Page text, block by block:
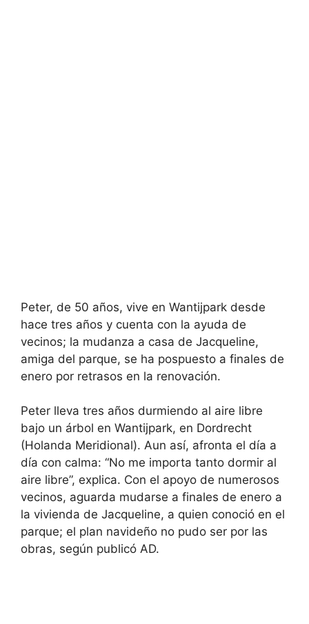
Peter, de 50 años, vive en Wantijpark desde
hace tres años y cuenta con la ayuda de
vecinos; la mudanza a casa de Jacqueline,
amiga del parque, se ha pospuesto a finales de
enero por retrasos en la renovación.
Peter lleva tres años durmiendo al aire libre
bajo un árbol en Wantijpark, en Dordrecht
(Holanda Meridional). Aun así, afronta el día a
día con calma: “No me importa tanto dormir al
aire libre”, explica. Con el apoyo de numerosos
vecinos, aguarda mudarse a finales de enero a
la vivienda de Jacqueline, a quien conoció en el
parque; el plan navideño no pudo ser por las
obras, según publicó AD.